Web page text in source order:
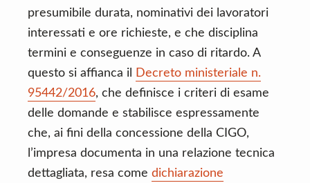
presumibile durata, nominativi dei lavoratori
interessati e ore richieste, e che disciplina
termini e conseguenze in caso di ritardo. A
questo si affianca il
Decreto ministeriale n.
95442/2016, che definisce i criteri di esame
delle domande e stabilisce espressamente
che, ai fini della concessione della CIGO,
l’impresa documenta in una relazione tecnica
dettagliata, resa come dichiarazione